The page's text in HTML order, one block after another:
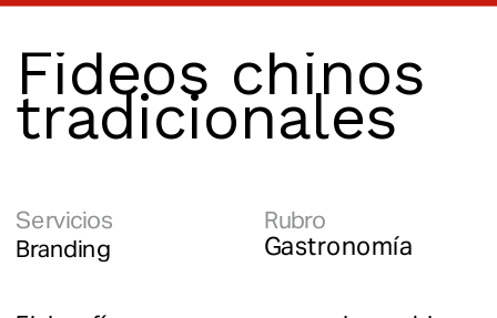
Fideos chinos
tradicionales
Rubro
Gastronomía
Servicios
Branding